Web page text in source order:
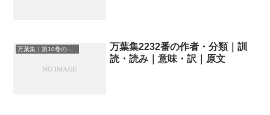
万葉集｜第10巻の和歌一覧
万葉集2232番の作者・分類｜訓
読・読み｜意味・訳｜原文